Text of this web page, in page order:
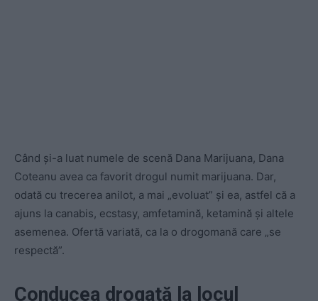
Când și-a luat numele de scenă Dana Marijuana, Dana
Coteanu avea ca favorit drogul numit marijuana. Dar,
odată cu trecerea anilot, a mai „evoluat” și ea, astfel că a
ajuns la canabis, ecstasy, amfetamină, ketamină și altele
asemenea. Ofertă variată, ca la o drogomană care „se
respectă”.
Conducea drogată la locul